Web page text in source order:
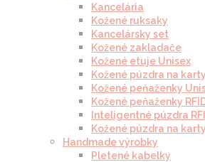
Kancelária
Kožené ruksaky
Kancelársky set
Kožené zakladače
Kožené etuje Unisex
Kožené púzdra na karty
Kožené peňaženky
Kožené peňaženky
Inteligentné púzdra
Kožené púzdra na
Handmade výrobky
Pletené kabelky